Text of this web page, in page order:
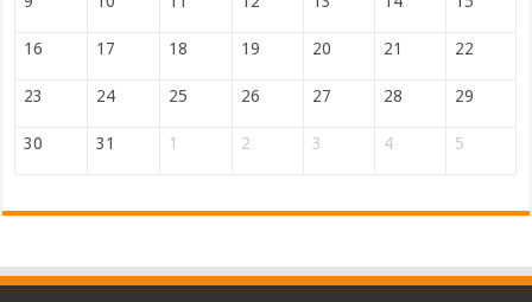
16 17 18 19 20 21 22
23 24 25 26 27 28 29
30 31 1 2 3 4 5